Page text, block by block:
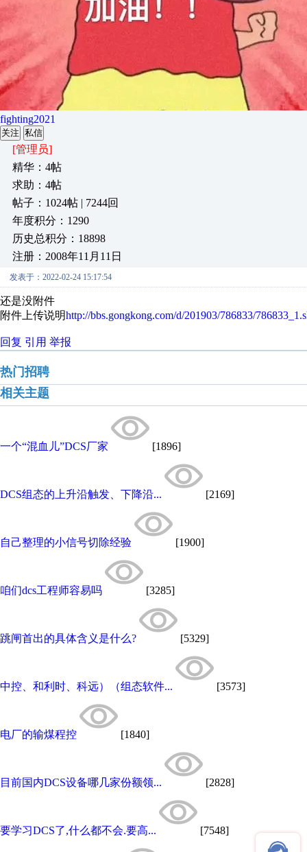
fighting2021
关注 私信
[管理员]
精华：4帖
求助：4帖
帖子：1024帖 | 7244回
年度积分：1290
历史总积分：18898
注册：2008年11月11日
发表于：2022-02-24 15:17:54
还是没附件
附件上传说明http://bbs.gongkong.com/d/201903/786833/
回复 引用 举报
热门招聘
相关主题
一个“混血儿”DCS厂家 [1896]
DCS组态的上升沿触发、下降沿... [2169]
自己整理的小信号切除经验 [1900]
咱们dcs工程师容易吗 [3285]
跳闸首出的具体含义是什么? [5329]
中控、和利时、科远）（组态软件... [3573]
电厂的输煤程控 [1840]
目前国内DCS设备哪几家份额领... [2828]
要学习DCS了,什么都不会.要高... [7548]